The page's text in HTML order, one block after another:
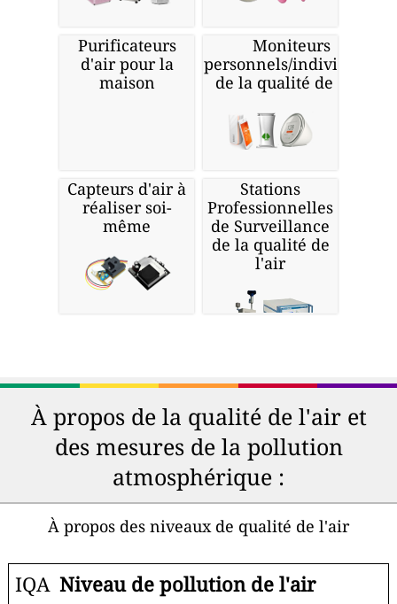
Purificateurs
d'air pour la
maison
Moniteurs
personnels/individuels
de la qualité de l'air
Capteurs d'air à
réaliser soi-
même
Stations
Professionnelles
de Surveillance
de la qualité de
l'air
À propos de la qualité de l'air et
des mesures de la pollution
atmosphérique :
À propos des niveaux de qualité de l'air
IQA Niveau de pollution de l'air